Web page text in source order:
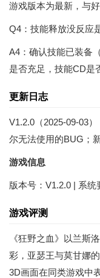
游戏版本为最新，与
Q4：技能释放没反应
A4：确认技能已装备
是否充足，技能CD是
更新日志
V1.2.0（2025-09-03
尔无法使用的BUG；
游戏信息
版本号：V1.2.0 | 系
游戏评测
《狂野之血》以兰斯
彩，亚瑟王与莫甘娜
3D画面在同类游戏中